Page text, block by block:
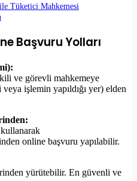
Tüketici Mahkemesi
Başvuru Yolları
ve görevli mahkemeye
işlemin yapıldığı yer) elden
online başvuru yapılabilir.
yürütebilir. En güvenli ve